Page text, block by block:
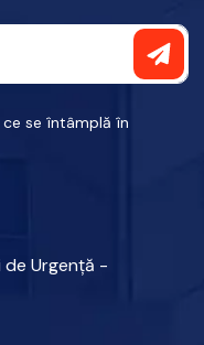
se întâmplă în
Urgență -